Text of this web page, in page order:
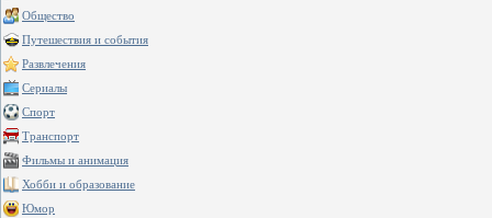
Общество
Путешествия и события
Развлечения
Сериалы
Спорт
Транспорт
Фильмы и анимация
Хобби и образование
Юмор